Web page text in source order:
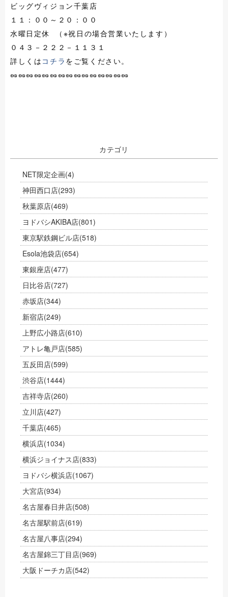
ビッグヴィジョン千葉店
１１：００～２０：００
水曜日定休 （※祝日の場合営業いたします）
０４３－２２２－１１３１
詳しくは コチラ をご覧ください。
🥜🥜🥜🥜🥜🥜🥜🥜🥜🥜🥜🥜🥜🥜🥜
カテゴリ
NET限定企画(4)
神田西口店(293)
秋葉原店(469)
ヨドバシAKIBA店(801)
東京駅鉄鋼ビル店(518)
Esola池袋店(654)
東銀座店(477)
日比谷店(727)
赤坂店(344)
新宿店(249)
上野広小路店(610)
アトレ亀戸店(585)
五反田店(599)
渋谷店(1444)
吉祥寺店(260)
立川店(427)
千葉店(465)
横浜店(1034)
横浜ジョイナス店(833)
ヨドバシ横浜店(1067)
大宮店(934)
名古屋春日井店(508)
名古屋駅前店(619)
名古屋八事店(294)
名古屋錦三丁目店(969)
大阪ドーチカ店(542)